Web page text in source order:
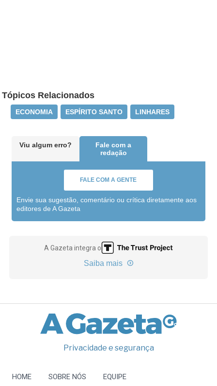
Tópicos Relacionados
ECONOMIA ESPÍRITO SANTO LINHARES
Viu algum erro?
Fale com a
redação
FALE COM A GENTE
Envie sua sugestão, comentário ou crítica diretamente aos
editores de A Gazeta
A Gazeta integra o
Saiba mais
Privacidade e segurança
HOME SOBRE NÓS EQUIPE